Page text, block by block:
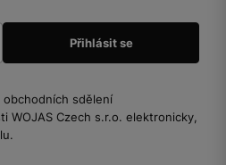
obchodních sdělení
WOJAS Czech s.r.o. elektronicky,